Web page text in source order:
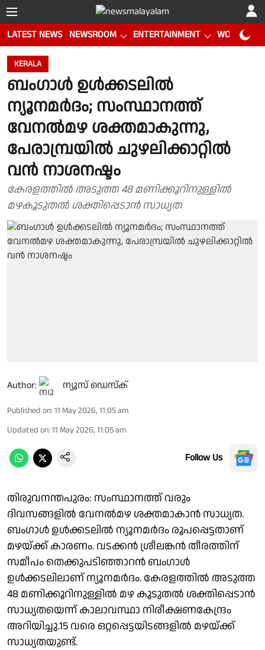
LATEST NEWS NEWSROOM ENTERTAINMENT WORLD CUP
KERALA
ബംഗാൾ ഉൾക്കടലിൽ
ന്യൂനമർദം; സംസ്ഥാനത്ത്
വേനൽമഴ ശക്തമാകുന്നു,
പേരാമ്പ്രയിൽ ചുഴലിക്കാറ്റിൽ
വൻ നാശനഷ്ടം
കേരളത്തിൽ അടുത്ത 48 മണിക്കൂറിനുള്ളിൽ
മഴകൂടുതൽ ശക്തിപ്പെടാൻ സാധ്യത
Author: ന്യൂസ് ഡെസ്ക്
Published on: 11 May 2026, 11:05 am
Updated on: 11 May 2026, 11:05 am
Follow Us
തിരുവനന്തപുരം: സംസ്ഥാനത്ത് വരും
ദിവസങ്ങളിൽ വേനൽമഴ ശക്തമാകാൻ സാധ്യത.
ബംഗാൾ ഉൾക്കടലിൽ ന്യൂനമർദം രൂപപ്പെട്ടതാണ്
മഴയ്ക്ക് കാരണം. വടക്കൻ ശ്രീലങ്കൻ തീരത്തിന്
സമീപം തെക്കുപടിഞ്ഞാറൻ ബംഗാൾ
ഉൾക്കടലിലാണ് ന്യൂനമർദം. കേരളത്തിൽ അടുത്ത
48 മണിക്കൂറിനുള്ളിൽ മഴ കൂടുതൽ ശക്തിപ്പെടാൻ
സാധ്യതയെന്ന് കാലാവസ്ഥാ നിരീക്ഷണകേന്ദ്രം
അറിയിച്ചു.15 വരെ ഒറ്റപ്പെട്ടയിടങ്ങളിൽ മഴയ്ക്ക്
സാധ്യതയുണ്ട്.